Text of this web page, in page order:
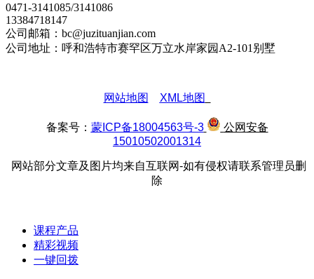
0471-3141085/3141086
13384718147
公司邮箱：bc@juzituanjian.com
公司地址：呼和浩特市赛罕区万立水岸家园A2-101别墅
网站地图 XML地图
备案号： 蒙ICP备18004563号-3
公网安备
15010502001314
网站部分文章及图片均来自互联网-如有侵权请联系管理员删
除
课程产品
精彩视频
一键回拨